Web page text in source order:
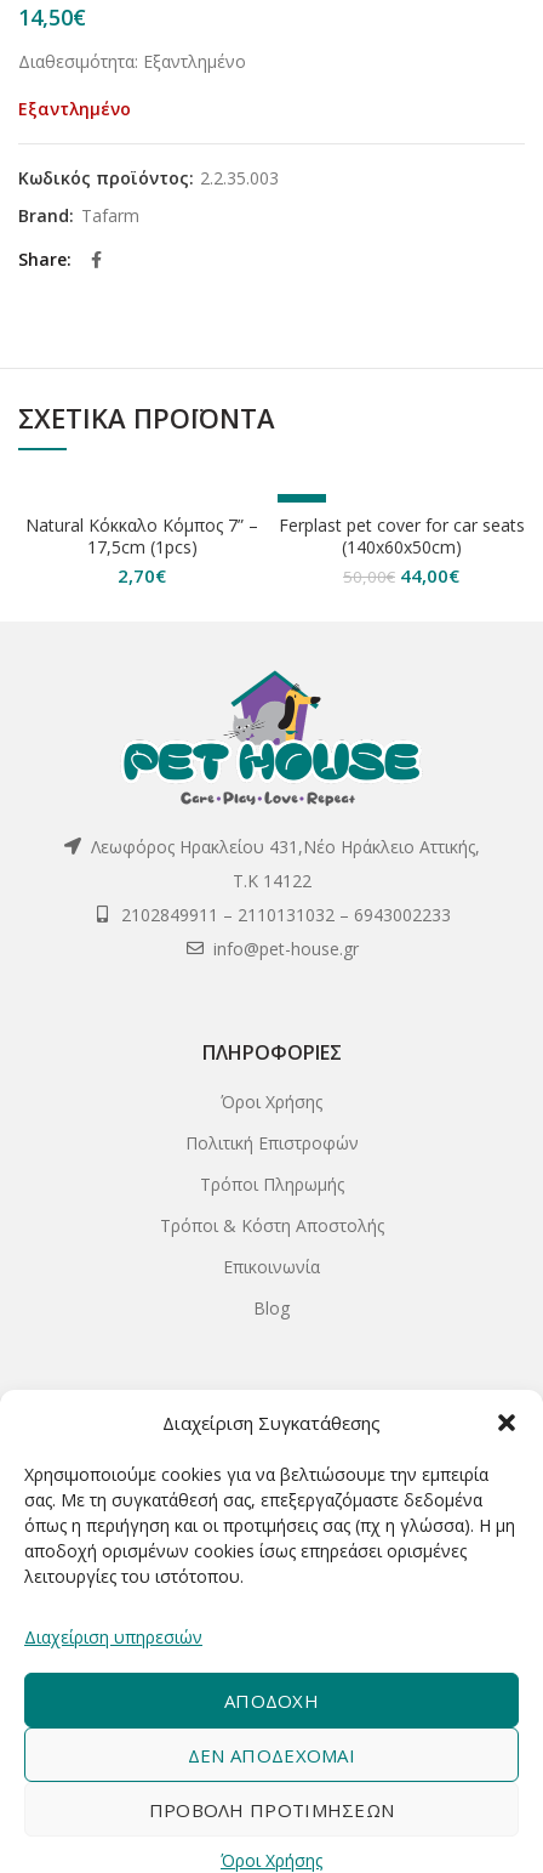
Διαχείριση Συγκατάθεσης
Χρησιμοποιούμε cookies για να βελτιώσουμε την εμπειρία
σας. Με τη συγκατάθεσή σας, επεξεργαζόμαστε δεδομένα
όπως η περιήγηση και οι προτιμήσεις σας (πχ η γλώσσα). Η μη
αποδοχή ορισμένων cookies ίσως επηρεάσει ορισμένες
λειτουργίες του ιστότοπου.
Διαχείριση υπηρεσιών
ΑΠΟΔΟΧΉ
ΔΕΝ ΑΠΟΔΈΧΟΜΑΙ
ΠΡΟΒΟΛΉ ΠΡΟΤΙΜΉΣΕΩΝ
Όροι Χρήσης
14,50€
Διαθεσιμότητα: Εξαντλημένο
Εξαντλημένο
Κωδικός προϊόντος: 2.2.35.003
Brand: Tafarm
Share
ΣΧΕΤΙΚΆ ΠΡΟΪΌΝΤΑ
Natural Κόκκαλο Κόμπος 7” –
17,5cm (1pcs)
2,70€
-12%
ΕΞΑΝΤΛΗΘΗΚΕ
Ferplast pet cover for car seats
(140x60x50cm)
50,00€ Original
44,00€Η
Λεωφόρος Ηρακλείου 431,Νέο Ηράκλειο Αττικής,
Τ.Κ 14122
2102849911 – 2110131032 – 6943002233
info@pet-house.gr
ΠΛΗΡΟΦΟΡΊΕΣ
Όροι Χρήσης
Πολιτική Επιστροφών
Τρόποι Πληρωμής
Τρόποι & Κόστη Αποστολής
Επικοινωνία
Blog
ΤΡΙΤΗ-ΠΕΜΠΤΗ-ΠΑΡΑΣΚΕΥΗ 9.00-20.00
ΣΑΒΒΑΤΟ 9.00-15.00
ΕΓΓΡΑΦΕΊΤΕ ΓΙΑ ΝΑ ΛΑΜΒΆΝΕΤΕ ΠΡΏΤΟΙ NΈΑ &
2020 - 2026 Designed & Developed by